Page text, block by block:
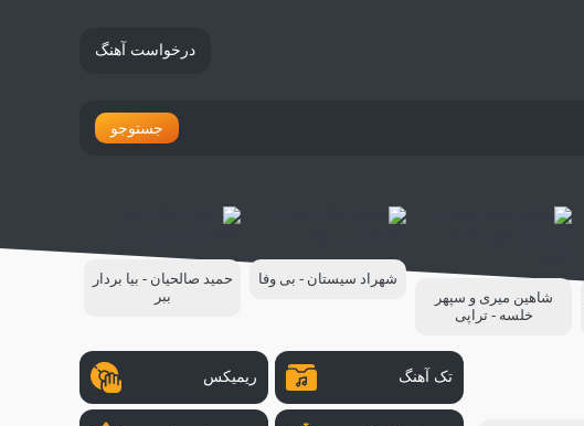
درخواست آهنگ
جستوجو
شاهین میری و سپهر
خلسه - تراپی
شهراد سیستان - بی وفا
حمید صالحیان - بیا بردار
ببر
تک آهنگ ریمیکس